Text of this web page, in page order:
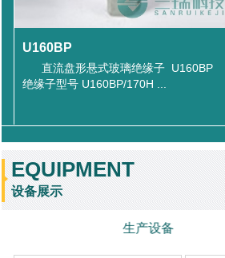
U160BP
直流盘形悬式玻璃绝缘子 U160BP
绝缘子型号 U160BP/170H ...
EQUIPMENT
设备展示
生产设备